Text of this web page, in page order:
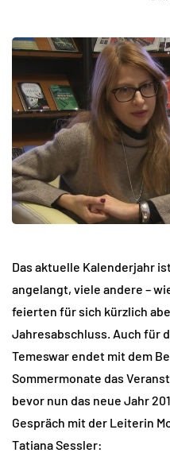
Das aktuelle Kalenderjahr
angelangt, viele andere –
feierten für sich kürzlich
Jahresabschluss. Auch für
Temeswar endet mit dem
Sommermonate das
bevor nun das neue Jahr
Gespräch mit der Leiterin
Tatiana Sessler: